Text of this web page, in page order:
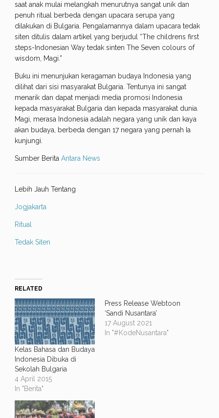
saat anak mulai melangkah menurutnya sangat unik dan
penuh ritual berbeda dengan upacara serupa yang
dilakukan di Bulgaria. Pengalamannya dalam upacara tedak
siten ditulis dalam artikel yang berjudul “The childrens first
steps-Indonesian Way tedak sinten The Seven colours of
wisdom, Magi.”
Buku ini menunjukan keragaman budaya Indonesia yang
dilihat dari sisi masyarakat Bulgaria. Tentunya ini sangat
menarik dan dapat menjadi media promosi Indonesia
kepada masyarakat Bulgaria dan kepada masyarakat dunia.
Magi, merasa Indonesia adalah negara yang unik dan kaya
akan budaya, berbeda dengan 17 negara yang pernah Ia
kunjungi.
Sumber Berita Antara News
Lebih Jauh Tentang
Jogjakarta
Ritual
Tedak Siten
RELATED
Kelas Bahasa dan Budaya
Indonesia Dibuka di
Sekolah Bulgaria
4 April 2015
In "Berita"
Press Release Webtoon
‘Sandi Nusantara’
17 August 2021
In "#KodeNusantara"